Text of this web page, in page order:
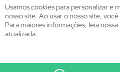
Site desenvolvido por:
Usamos cookies para personalizar e
nosso site. Ao usar o nosso site,
Para maiores informações, leia nossa
atualizada.